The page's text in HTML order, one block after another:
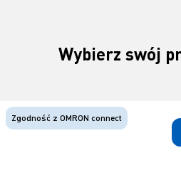
Wybierz swój
Zgodność z OMRON connect